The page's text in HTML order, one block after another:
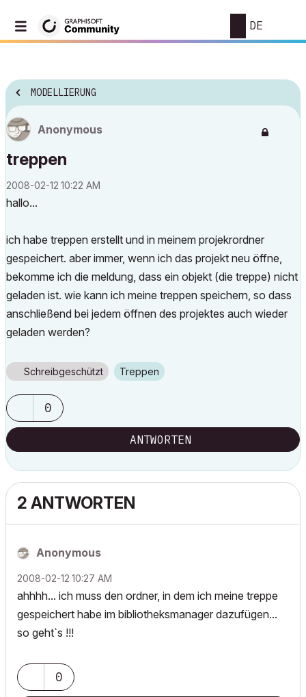
DE
MODELLIERUNG
Anonymous
treppen
‎2008-02-12 10:22 AM
hallo...
ich habe treppen erstellt und in meinem projekrordner
gespeichert. aber immer, wenn ich das projekt neu öffne,
bekomme ich die meldung, dass ein objekt (die treppe) nicht
geladen ist. wie kann ich meine treppen speichern, so dass
anschließend bei jedem öffnen des projektes auch wieder
geladen werden?
Schreibgeschützt Treppen
0
ANTWORTEN
2 ANTWORTEN
Anonymous
‎2008-02-12 10:27 AM
ahhhh... ich muss den ordner, in dem ich meine treppe
gespeichert habe im bibliotheksmanager dazufügen...
so geht`s !!!
0